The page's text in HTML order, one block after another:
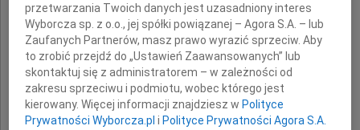
Katarzynie Lignar
oraz
Jej Najbliższym
przetwarzania Twoich danych jest uzasadniony interes
Wyborcza sp. z o.o., jej spółki powiązanej – Agora S.A. – lub
Zaufanych Partnerów, masz prawo wyrazić sprzeciw. Aby
to zrobić przejdź do „Ustawień Zaawansowanych” lub
skontaktuj się z administratorem – w zależności od
zakresu sprzeciwu i podmiotu, wobec którego jest
kierowany. Więcej informacji znajdziesz wPolityce
Prywatności Wyborcza.pl iPolityce Prywatności Agora S.A.